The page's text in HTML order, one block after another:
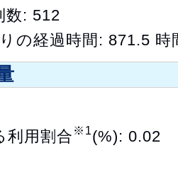
数: 512
の経過時間: 871.5 時
利用割合 ※1(%): 0.02